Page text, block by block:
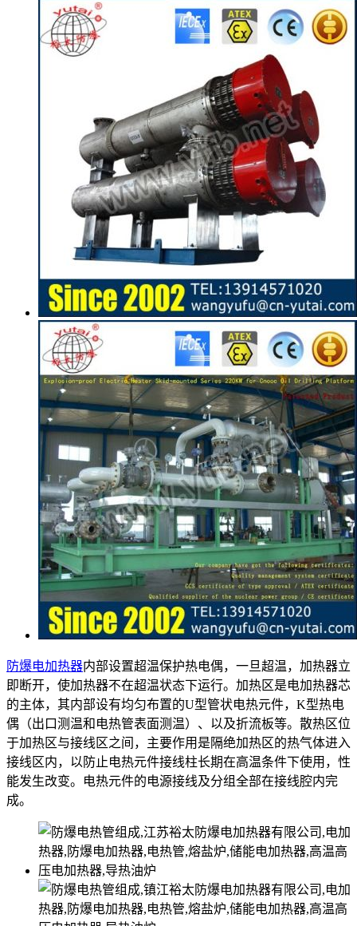
防爆电加热器内部设置超温保护热电偶，一旦超温，加热器立
即断开，使加热器不在超温状态下运行。加热区是电加热器芯
的主体，其内部设有均匀布置的U型管状电热元件，K型热电
偶（出口测温和电热管表面测温）、以及折流板等。散热区位
于加热区与接线区之间，主要作用是隔绝加热区的热气体进入
接线区内，以防止电热元件接线柱长期在高温条件下使用，性
能发生改变。电热元件的电源接线及分组全部在接线腔内完
成。